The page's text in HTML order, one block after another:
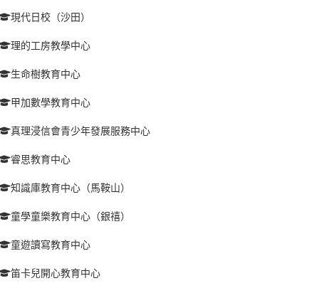
現代日校（沙田）
理的工房教學中心
生命樹教育中心
甲加數學教育中心
真理浸信會青少年發展服務中心
睿思教育中心
知識庫教育中心（馬鞍山）
童學童樂教育中心（銀禧）
童遊讀寫教育中心
笛卡兒開心教育中心